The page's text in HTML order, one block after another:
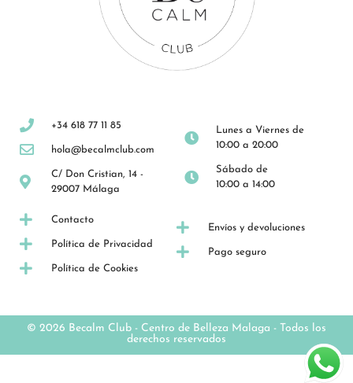
+34 618 77 11 85
hola@becalmclub.com
C/ Don Cristian, 14 -
29007 Málaga
Lunes a Viernes de
10:00 a 20:00
Sábado de
10:00 a 14:00
Contacto
Política de Privacidad
Política de Cookies
Envíos y devoluciones
Pago seguro
© 2026 Becalm Club - Centro de Belleza Malaga - Todos los
derechos reservados